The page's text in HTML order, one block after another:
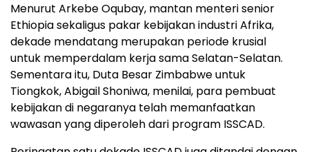
Menurut Arkebe Oqubay, mantan menteri senior
Ethiopia sekaligus pakar kebijakan industri Afrika,
dekade mendatang merupakan periode krusial
untuk memperdalam kerja sama Selatan-Selatan.
Sementara itu, Duta Besar Zimbabwe untuk
Tiongkok, Abigail Shoniwa, menilai, para pembuat
kebijakan di negaranya telah memanfaatkan
wawasan yang diperoleh dari program ISSCAD.